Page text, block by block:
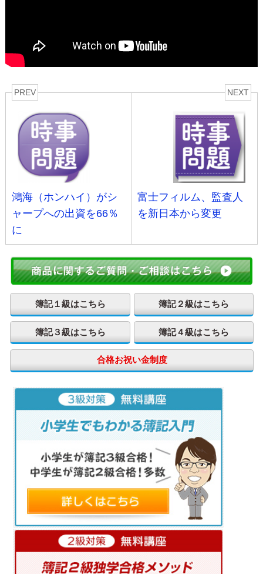
PREV
鴻海（ホンハイ）がシ
ャープへの出資を66％
に
NEXT
富士フィルム、監査人
を新日本から変更
簿記１級はこちら 簿記２級はこちら
簿記３級はこちら 簿記４級はこちら
合格お祝い金制度